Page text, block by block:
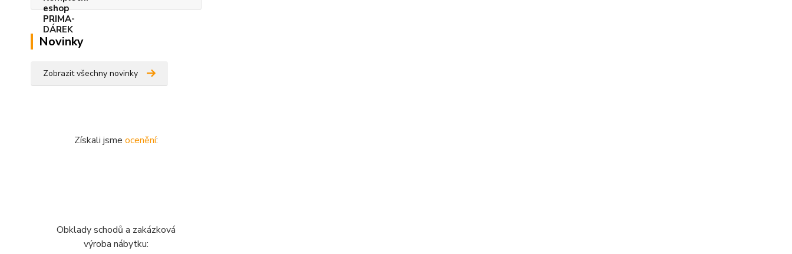
Novinky
Zobrazit všechny novinky
Získali jsme ocenění:
Obklady schodů a zakázková
výroba nábytku: